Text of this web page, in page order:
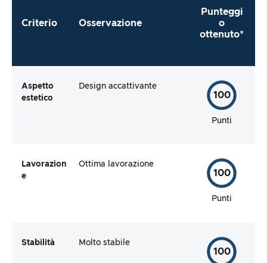
Criterio Osservazione
Punteggi
o
ottenuto*
Aspetto
estetico
Design accattivante
100
Punti
Lavorazion
e
Ottima lavorazione
100
Punti
Stabilità Molto stabile
100